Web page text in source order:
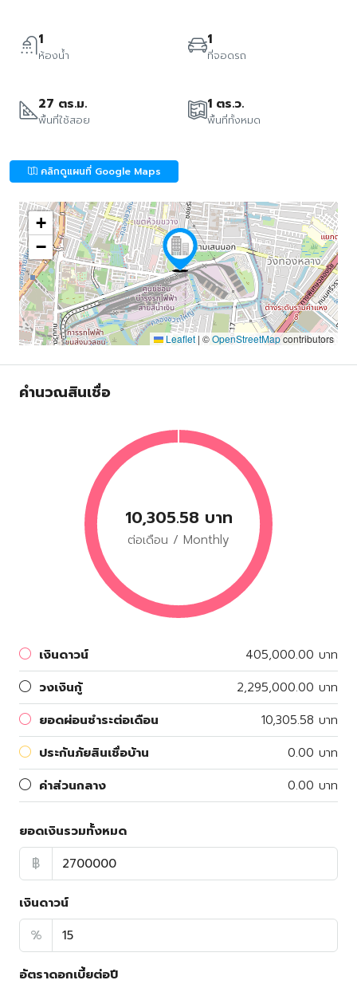
1
ห้องน้ำ
1
ที่จอดรถ
27 ตร.ม.
พื้นที่ใช้สอย
1 ตร.ว.
พื้นที่ทั้งหมด
คลิกดูแผนที่ Google Maps
+
−
Leaflet | ©OpenStreetMapcontributors
คำนวณสินเชื่อ
10,305.58 บาท
ต่อเดือน / Monthly
เงินดาวน์
405,000.00 บาท
วงเงินกู้
2,295,000.00 บาท
ยอดผ่อนชำระต่อเดือน
10,305.58 บาท
ประกันภัยสินเชื่อบ้าน
0.00 บาท
ค่าส่วนกลาง
0.00 บาท
ยอดเงินรวมทั้งหมด
฿
เงินดาวน์
%
อัตราดอกเบี้ยต่อปี